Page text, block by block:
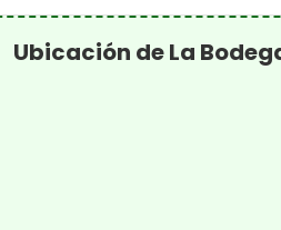
Ubicación de La